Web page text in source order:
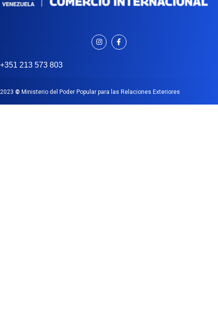
+351 213 573 803
2023 © Ministerio del Poder Popular para las Relaciones Exteriores